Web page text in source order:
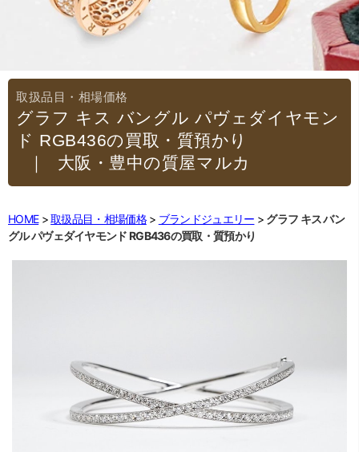
グラフ キス バングル パヴェダイヤモン
ド RGB436の買取・質預かり
｜大阪・豊中の質屋マルカ
HOME 取扱品目・相場価格 ブランドジュエリー
グラフ キス バン
グル パヴェダイヤモンド RGB436の買取・質預かり